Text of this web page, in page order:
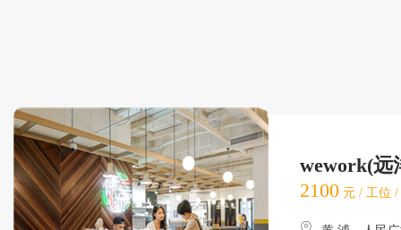
wework(远
2100 元 / 工位